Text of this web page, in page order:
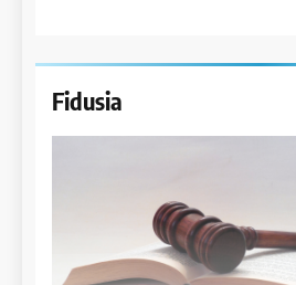
Fidusia